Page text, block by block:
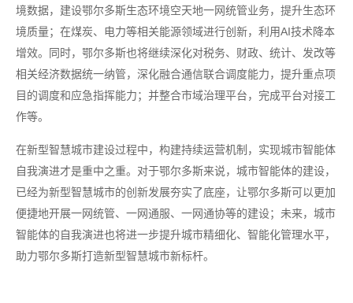
境数据，建设鄂尔多斯生态环境空天地一网统管业务，提升生态环
境质量；在煤炭、电力等相关能源领域进行创新，利用AI技术降本
增效。同时，鄂尔多斯也将继续深化对税务、财政、统计、发改等
相关经济数据统一纳管，深化融合通信联合调度能力，提升重点项
目的调度和应急指挥能力；并整合市域治理平台，完成平台对接工
作等。
在新型智慧城市建设过程中，构建持续运营机制，实现城市智能体
自我演进才是重中之重。对于鄂尔多斯来说，城市智能体的建设，
已经为新型智慧城市的创新发展夯实了底座，让鄂尔多斯可以更加
便捷地开展一网统管、一网通服、一网通协等的建设；未来，城市
智能体的自我演进也将进一步提升城市精细化、智能化管理水平，
助力鄂尔多斯打造新型智慧城市新标杆。